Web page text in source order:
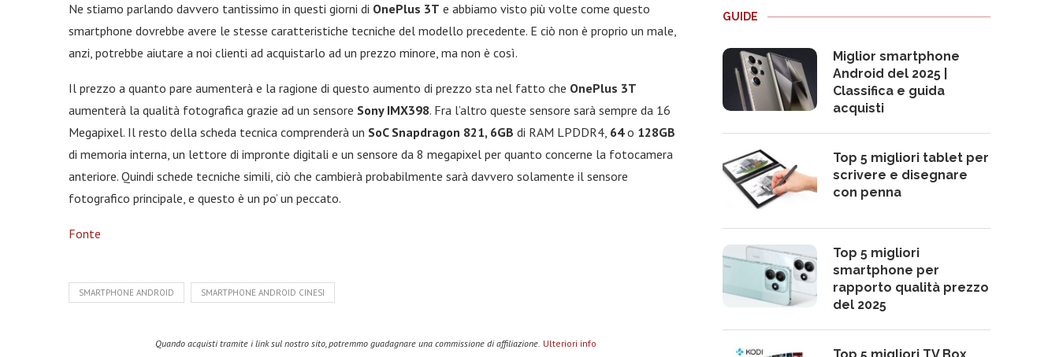
Ne stiamo parlando davvero tantissimo in questi giorni di OnePlus 3T e abbiamo visto più volte come questo
smartphone dovrebbe avere le stesse caratteristiche tecniche del modello precedente. E ciò non è proprio un male,
anzi, potrebbe aiutare a noi clienti ad acquistarlo ad un prezzo minore, ma non è così.
Il prezzo a quanto pare aumenterà e la ragione di questo aumento di prezzo sta nel fatto che OnePlus 3T
aumenterà la qualità fotografica grazie ad un sensore Sony IMX398. Fra l’altro queste sensore sarà sempre da 16
Megapixel. Il resto della scheda tecnica comprenderà un SoC Snapdragon 821, 6GB di RAM LPDDR4, 64o 128GB
di memoria interna, un lettore di impronte digitali e un sensore da 8 megapixel per quanto concerne la fotocamera
anteriore. Quindi schede tecniche simili, ciò che cambierà probabilmente sarà davvero solamente il sensore
fotografico principale, e questo è un po’ un peccato.
Fonte
SMARTPHONE ANDROID SMARTPHONE ANDROID CINESI
Quando acquisti tramite i link sul nostro sito, potremmo guadagnare una commissione di affiliazione. Ulteriori info
GUIDE
Miglior smartphone
Android del 2025 |
Classifica e guida
acquisti
Top 5 migliori tablet per
scrivere e disegnare
con penna
Top 5 migliori
smartphone per
rapporto qualità prezzo
del 2025